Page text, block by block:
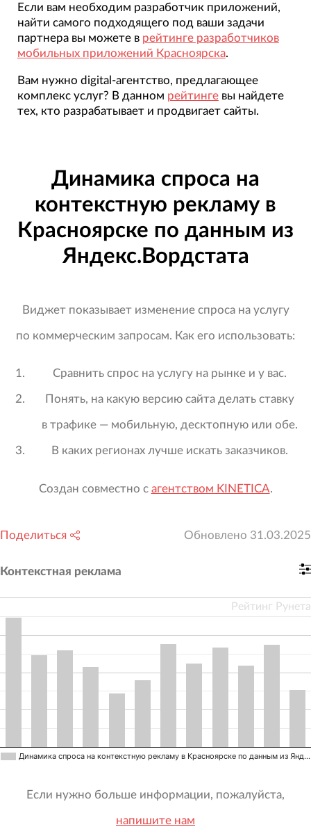
Если вам необходим разработчик приложений,
найти самого подходящего под ваши задачи
партнера вы можете в рейтинге разработчиков
мобильных приложений Красноярска.
Вам нужно digital-агентство, предлагающее
комплекс услуг? В данном рейтингевы найдете
тех, кто разрабатывает и продвигает сайты.
Динамика спроса на
контекстную рекламу в
Красноярске по данным из
Яндекс.Вордстата
Виджет показывает изменение спроса на услугу
по коммерческим запросам. Как его использовать:
Сравнить спрос на услугу на рынке и у вас.
Понять, на какую версию сайта делать ставку
в трафике — мобильную, десктопную или обе.
В каких регионах лучше искать заказчиков.
Создан совместно с агентством KINETICA.
Поделиться Обновлено 31.03.2025
Контекстная реклама
Динамика спроса на контекстную рекламу в Красноярске по данным из Янд…
Рейтинг Рунета
Если нужно больше информации, пожалуйста,
напишите нам